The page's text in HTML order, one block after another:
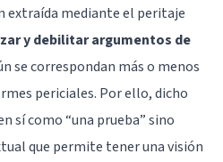
extraída mediante el peritaje
y debilitar argumentos de
se correspondan más o menos
periciales. Por ello, dicho
sí como “una prueba” sino
que permite tener una visión